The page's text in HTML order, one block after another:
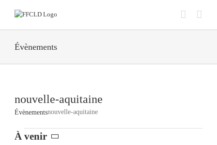
Évènements
nouvelle-aquitaine
Évènementsnouvelle-aquitaine
Évènements
À venir